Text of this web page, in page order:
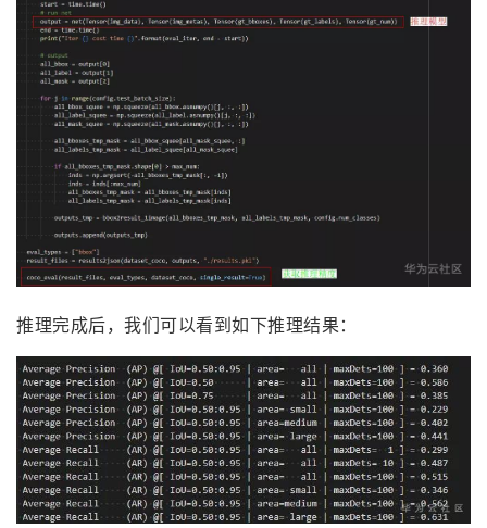
推理完成后，我们可以看到如下推理结果：